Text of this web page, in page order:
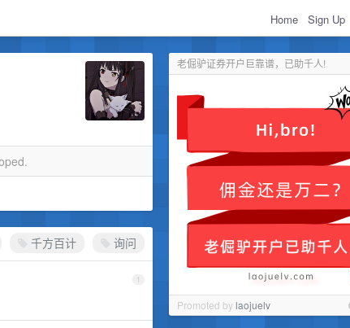
Home Sign Up
老倔驴证券开户巨靠谱，已助千人!
Promoted bylaojuelv
千方百计 询问
1